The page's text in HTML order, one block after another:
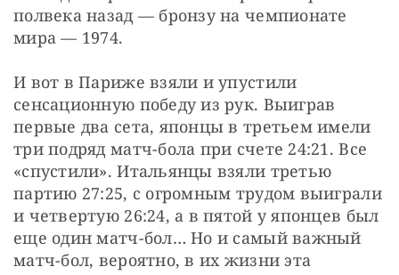
полвека назад — бронзу на чемпионате
мира — 1974.
И вот в Париже взяли и упустили
сенсационную победу из рук. Выиграв
первые два сета, японцы в третьем имели
три подряд матч-бола при счете 24:21. Все
«спустили». Итальянцы взяли третью
партию 27:25, с огромным трудом выиграли
и четвертую 26:24, а в пятой у японцев был
еще один матч-бол… Но и самый важный
матч-бол, вероятно, в их жизни эта